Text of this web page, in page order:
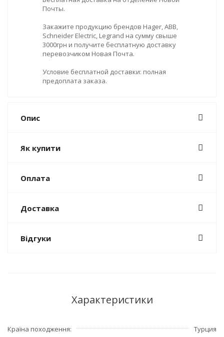
Почты.
Закажите продукцию брендов Hager, ABB,
Schneider Electric, Legrand на сумму свыше
3000грн и получите бесплатную доставку
перевозчиком Новая Почта.
Условие бесплатной доставки: полная
предоплата заказа.
Опис
Як купити
Оплата
Доставка
Відгуки
Характеристики
Країна походження
Турция